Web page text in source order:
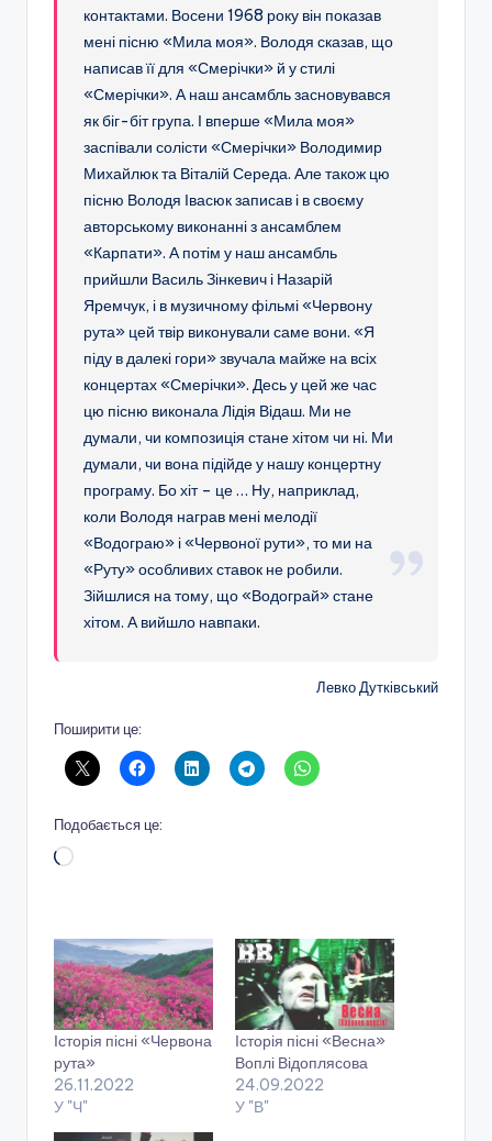
контактами. Восени 1968 року він показав
мені пісню «Мила моя». Володя сказав, що
написав її для «Смерічки» й у стилі
«Смерічки». А наш ансамбль засновувався
як біг-біт група. І вперше «Мила моя»
заспівали солісти «Смерічки» Володимир
Михайлюк та Віталій Середа. Але також цю
пісню Володя Івасюк записав і в своєму
авторському виконанні з ансамблем
«Карпати». А потім у наш ансамбль
прийшли Василь Зінкевич і Назарій
Яремчук, і в музичному фільмі «Червону
рута» цей твір виконували саме вони. «Я
піду в далекі гори» звучала майже на всіх
концертах «Смерічки». Десь у цей же час
цю пісню виконала Лідія Відаш. Ми не
думали, чи композиція стане хітом чи ні. Ми
думали, чи вона підійде у нашу концертну
програму. Бо хіт – це … Ну, наприклад,
коли Володя награв мені мелодії
«Водограю» і «Червоної рути», то ми на
«Руту» особливих ставок не робили.
Зійшлися на тому, що «Водограй» стане
хітом. А вийшло навпаки.
Левко Дутківський
Поширити це:
Подобається це:
Завантаження…
Історія пісні «Червона
рута»
26.11.2022
У "Ч"
Історія пісні «Весна»
Воплі Відоплясова
24.09.2022
У "В"